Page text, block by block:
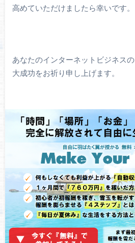
高めていただけましたら幸いです。
あなたのインターネットビジネスの
大成功をお祈り申し上げます。